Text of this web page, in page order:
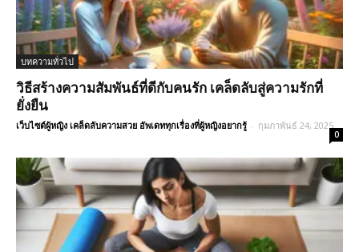
บทความทั่วไป
วิธีสร้างความสัมพันธ์ที่ดีกับคนรัก เคล็ดลับสู่ความรักที่
ยั่งยืน
เว็บไซต์ผู้หญิง เคล็ดลับความสวย อัพเดททุกเรื่องที่ผู้หญิงอยากรู้ - กุมภาพันธ์ 24, 2025
0